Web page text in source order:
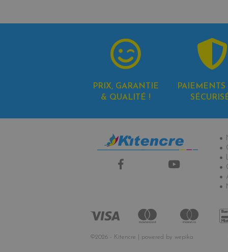
PRIX, GARANTIE
& QUALITÉ !
PAIEMENTS
©2026 - Kitencre | powered by wepika